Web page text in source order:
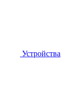
Устройства